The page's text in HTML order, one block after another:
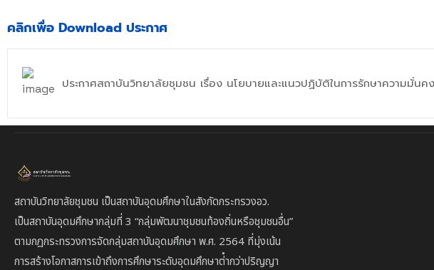
คลิกเพื่อ Download ประกาศ
ประกาศสถาบันวิทยาลัยชุมชน เรื่อง นโยบายและแนวปฏิบัติในการรักษาความ
สถาบันวิทยาลัยชุมชน เป็นสถาบันอุดมศึกษาในสังกัดกระทรวงอว.
เป็นสถาบันอุดมศึกษากลุ่มที่ 3 “กลุ่มพัฒนาชุมชนท้องถิ่นหรือชุมชนอื่น”
ตามกฎกระทรวงการจัดกลุ่มสถาบันอุดมศึกษา พ.ศ. 2564 ที่มุ่งเน้น
การสร้างโอกาสการเข้าถึงการศึกษาระดับอุดมศึกษาต่ํากว่าปริญญา